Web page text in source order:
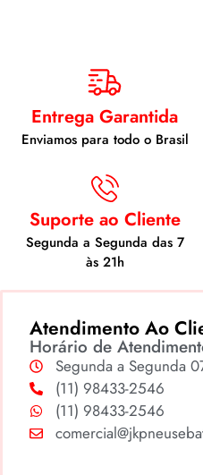
Entrega Garantida
Enviamos para todo o Brasil
Suporte ao Cliente
Segunda a Segunda das 7
às 21h
Atendimento Ao
Horário de
Segunda a Segunda
(11) 98433-2546
(11) 98433-2546